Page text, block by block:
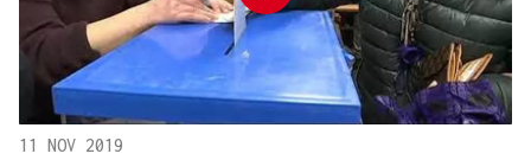
11 NOV 2019